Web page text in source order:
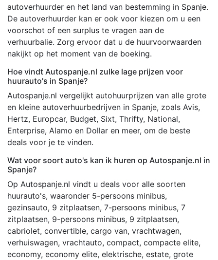
autoverhuurder en het land van bestemming in Spanje.
De autoverhuurder kan er ook voor kiezen om u een
voorschot of een surplus te vragen aan de
verhuurbalie. Zorg ervoor dat u de huurvoorwaarden
nakijkt op het moment van de boeking.
Hoe vindt Autospanje.nl zulke lage prijzen voor
huurauto's in Spanje?
Autospanje.nl vergelijkt autohuurprijzen van alle grote
en kleine autoverhuurbedrijven in Spanje, zoals Avis,
Hertz, Europcar, Budget, Sixt, Thrifty, National,
Enterprise, Alamo en Dollar en meer, om de beste
deals voor je te vinden.
Wat voor soort auto's kan ik huren op Autospanje.nl in
Spanje?
Op Autospanje.nl vindt u deals voor alle soorten
huurauto's, waaronder 5-persoons minibus,
gezinsauto, 9 zitplaatsen, 7-persoons minibus, 7
zitplaatsen, 9-persoons minibus, 9 zitplaatsen,
cabriolet, convertible, cargo van, vrachtwagen,
verhuiswagen, vrachtauto, compact, compacte elite,
economy, economy elite, elektrische, estate, grote